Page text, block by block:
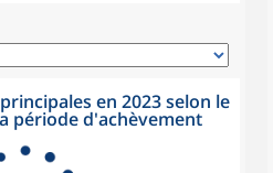
en 2023 selon le
période d'achèvement